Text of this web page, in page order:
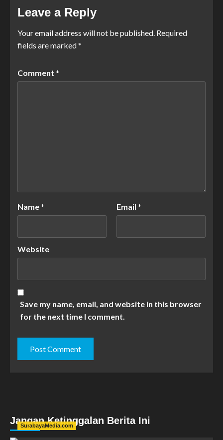
Leave a Reply
Your email address will not be published. Required
fields are marked*
Comment *
Name * Email *
Website
Save my name, email, and website in this browser
for the next time I comment.
Jangan Ketinggalan Berita Ini
SurabayaMedia.com